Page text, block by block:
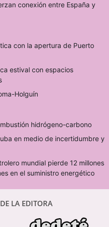
conexión entre España y
con la apertura de Puerto
estival con espacios
Holguín
hidrógeno-carbono
en medio de incertidumbre y
mundial pierde 12 millones
en el suministro energético
LA EDITORA